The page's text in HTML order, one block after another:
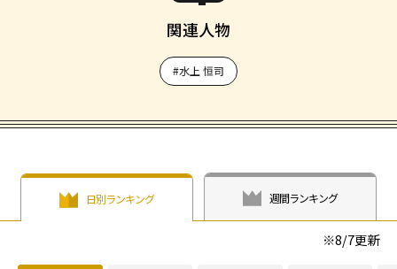
関連人物
#水上 恒司
日別ランキング 週間ランキング
※8/7更新